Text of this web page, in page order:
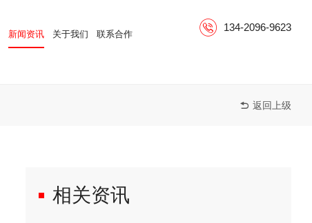
新闻资讯 关于我们 联系合作
134-2096-9623
 返回上级
相关资讯